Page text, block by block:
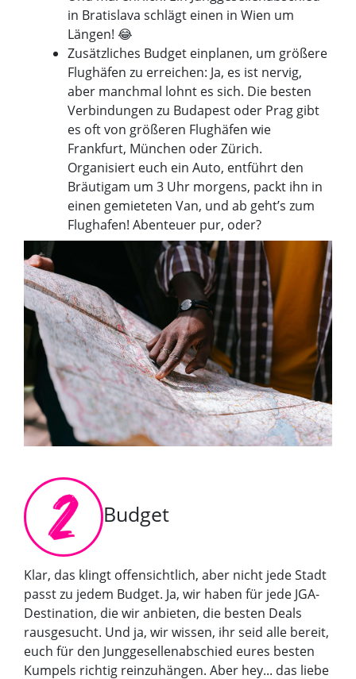
in Bratislava schlägt einen in Wien um
Längen! 😂
Zusätzliches Budget einplanen, um größere
Flughäfen zu erreichen: Ja, es ist nervig,
aber manchmal lohnt es sich. Die besten
Verbindungen zu Budapest oder Prag gibt
es oft von größeren Flughäfen wie
Frankfurt, München oder Zürich.
Organisiert euch ein Auto, entführt den
Bräutigam um 3 Uhr morgens, packt ihn in
einen gemieteten Van, und ab geht’s zum
Flughafen! Abenteuer pur, oder?
Budget
Klar, das klingt offensichtlich, aber nicht jede Stadt
passt zu jedem Budget. Ja, wir haben für jede JGA-
Destination, die wir anbieten, die besten Deals
rausgesucht. Und ja, wir wissen, ihr seid alle bereit,
euch für den Junggesellenabschied eures besten
Kumpels richtig reinzuhängen. Aber hey... das liebe